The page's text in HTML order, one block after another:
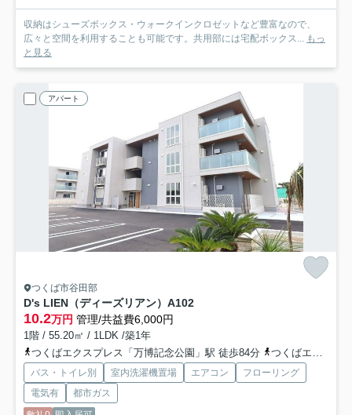
収納はシューズボックス・ウォークインクロゼットなど豊富なので、
広々と空間を利用することも可能です。共用部には宅配ボックス... もっ
と見る
アパート
つくば市谷田部
D's LIEN（ディーズリアン） A102
10.2万円 管理/共益費6,000円
1階 / 55.20㎡ / 1LDK /築1年
つくばエクスプレス「万博記念公園」駅 徒歩84分
つくばエクスプレス「みどりの」駅 徒歩57分
バス・トイレ別 室内洗濯機置場 エアコン
フローリング
電気有
都市ガス